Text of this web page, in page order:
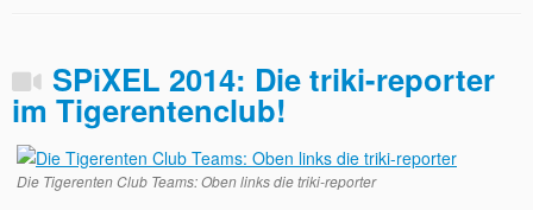
SPiXEL 2014: Die triki-reporter
im Tigerentenclub!
Die Tigerenten Club Teams: Oben links die triki-reporter